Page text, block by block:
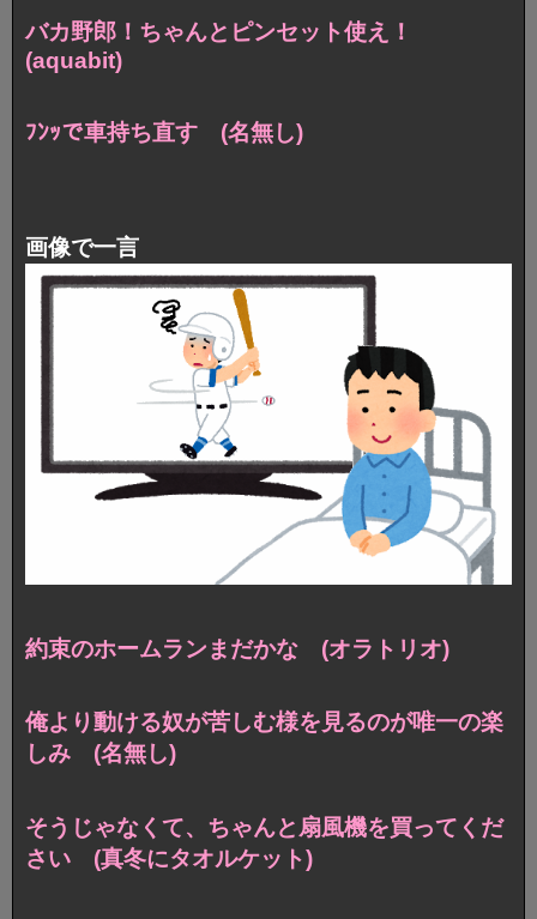
バカ野郎！ちゃんとピンセット使え！
(aquabit)
ﾌﾝｯで車持ち直す (名無し)
画像で一言
約束のホームランまだかな (オラトリオ)
俺より動ける奴が苦しむ様を見るのが唯一の楽
しみ (名無し)
そうじゃなくて、ちゃんと扇風機を買ってくだ
さい (真冬にタオルケット)